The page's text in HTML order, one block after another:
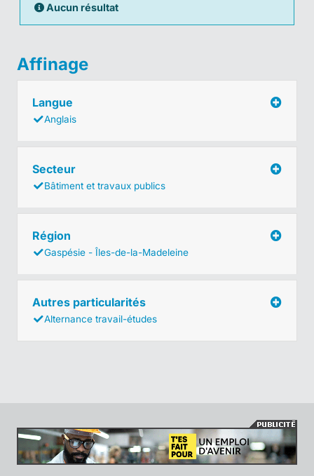
Aucun résultat
Affinage
Langue
Anglais
Secteur
Bâtiment et travaux publics
Région
Gaspésie - Îles-de-la-Madeleine
Autres particularités
Alternance travail-études